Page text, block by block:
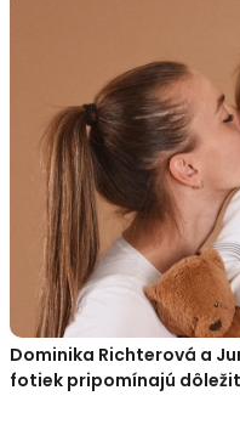
Dominika Richterová a
fotiek pripomínajú